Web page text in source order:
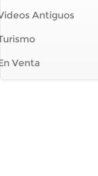
Antiguos
Venta